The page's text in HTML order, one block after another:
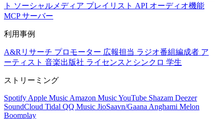
ト ソーシャルメディア プレイリスト API オーディオ機能
MCP サーバー
利用事例
A&Rリサーチ プロモーター 広報担当 ラジオ番組編成者 ア
ーティスト 音楽出版社 ライセンスとシンクロ 学生
ストリーミング
Spotify Apple Music Amazon MusicYouTube Shazam Deezer
SoundCloud Tidal QQ Music JioSaavn/Gaana Anghami Melon
Boomplay